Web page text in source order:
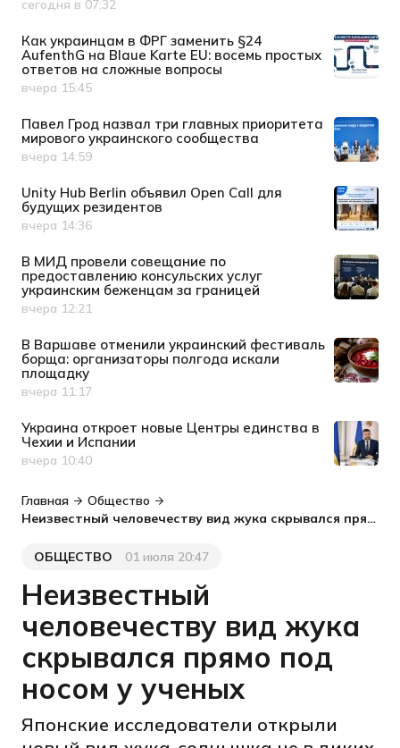
Дата публикации
сегодня в 07:32
Как украинцам в ФРГ заменить §24
AufenthG на Blaue Karte EU: восемь простых
ответов на сложные вопросы
Дата публикации
вчера 15:45
Павел Грод назвал три главных приоритета
мирового украинского сообщества
Дата публикации
вчера 14:59
Unity Hub Berlin объявил Open Call для
будущих резидентов
Дата публикации
вчера 14:36
В МИД провели совещание по
предоставлению консульских услуг
украинским беженцам за границей
Дата публикации
вчера 12:21
В Варшаве отменили украинский фестиваль
борща: организаторы полгода искали
площадку
Дата публикации
вчера 11:17
Украина откроет новые Центры единства в
Чехии и Испании
Дата публикации
вчера 10:40
Главная
Общество
Неизвестный человечеству вид жука скрывался прямо под носом у ученых
Категория
ОБЩЕСТВО
Дата публикации
01 июля 20:47
Неизвестный
человечеству вид жука
скрывался прямо под
носом у ученых
Японские исследователи открыли